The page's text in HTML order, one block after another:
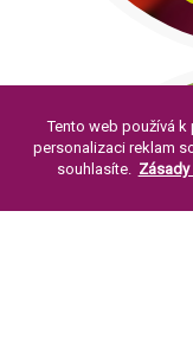
Tento web používá k
personalizaci reklam
souhlasíte.